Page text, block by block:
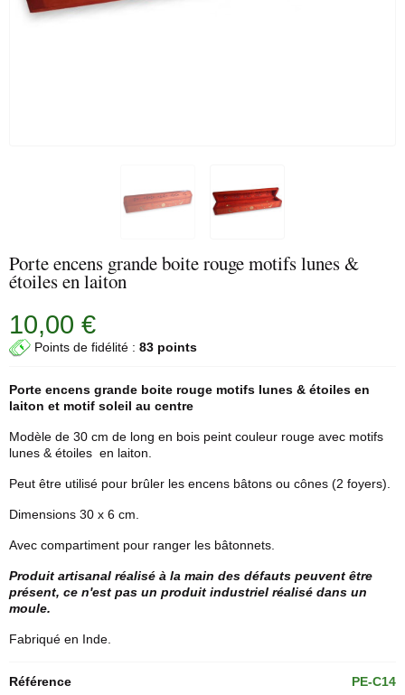
Porte encens grande boite rouge motifs lunes &
étoiles en laiton
10,00 €
Points de fidélité : 83 points
Porte encens grande boite rouge motifs lunes & étoiles en
laiton et motif soleil au centre
Modèle de 30 cm de long en bois peint couleur rouge avec motifs
lunes & étoiles en laiton.
Peut être utilisé pour brûler les encens bâtons ou cônes (2 foyers).
Dimensions 30 x 6 cm.
Avec compartiment pour ranger les bâtonnets.
Produit artisanal réalisé à la main des défauts peuvent être
présent, ce n'est pas un produit industriel réalisé dans un
moule.
Fabriqué en Inde.
Référence PE-C14